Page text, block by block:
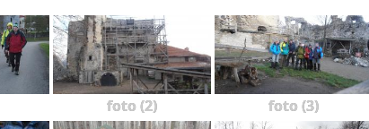
foto (2) foto (3)